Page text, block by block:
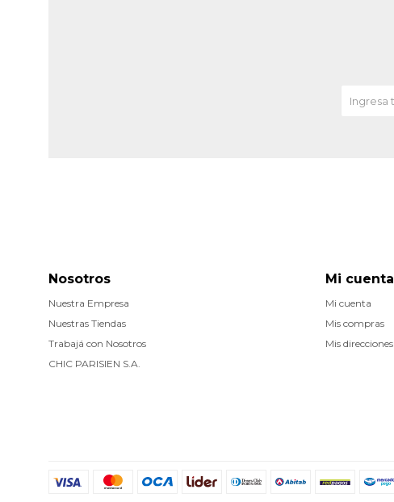
Nosotros
Nuestra Empresa
Nuestras Tiendas
Trabajá con Nosotros
CHIC PARISIEN S.A.
Mi cuenta
Mi cuenta
Mis compras
Mis direcciones